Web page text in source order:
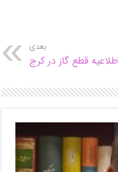
بعدی
اطلاعیه قطع گاز در کرج